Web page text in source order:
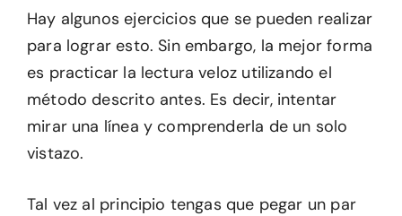
Hay algunos ejercicios que se pueden realizar
para lograr esto. Sin embargo, la mejor forma
es practicar la lectura veloz utilizando el
método descrito antes. Es decir, intentar
mirar una línea y comprenderla de un solo
vistazo.
Tal vez al principio tengas que pegar un par